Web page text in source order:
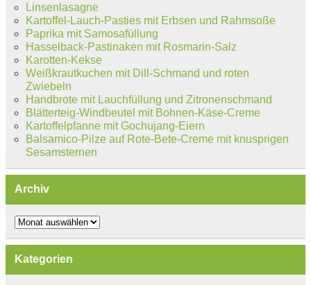
Linsenlasagne
Kartoffel-Lauch-Pasties mit Erbsen und Rahmsoße
Paprika mit Samosafüllung
Hasselback-Pastinaken mit Rosmarin-Salz
Karotten-Kekse
Weißkrautkuchen mit Dill-Schmand und roten
Zwiebeln
Handbrote mit Lauchfüllung und Zitronenschmand
Blätterteig-Windbeutel mit Bohnen-Käse-Creme
Kartoffelpfanne mit Gochujang-Eiern
Balsamico-Pilze auf Rote-Bete-Creme mit knusprigen
Sesamsternen
Archiv
Archiv
Kategorien